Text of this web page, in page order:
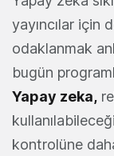
yayıncılar için
odaklanmak
bugün
Yapay zeka,
kontrolüne